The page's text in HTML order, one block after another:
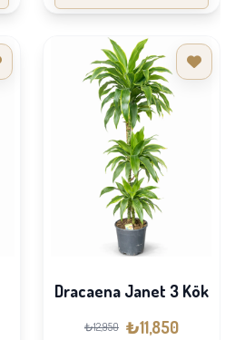
Dracaena Janet 3 Kök
₺12,950 ₺11,850